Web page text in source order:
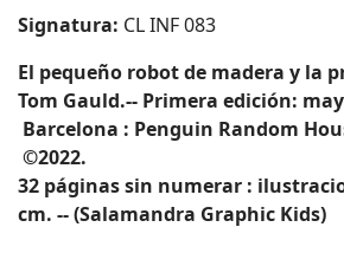
Signatura: CL INF 083
El pequeño robot de madera y la
Tom Gauld.-- Primera edición:
Barcelona : Penguin Random
©2022.
32 páginas sin numerar :
cm. -- (Salamandra Graphic Kids)